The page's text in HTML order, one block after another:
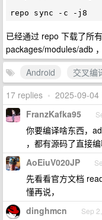
已经通过 repo 下载了所
packages/modules/adb
Android
交叉编
17 replies • 2025-09-04
FranzKafka95
你要编译啥东西，
，都有源码了直接
AoEiuV020JP
先看看官方文档
懂再说，
dinghmcn Sep